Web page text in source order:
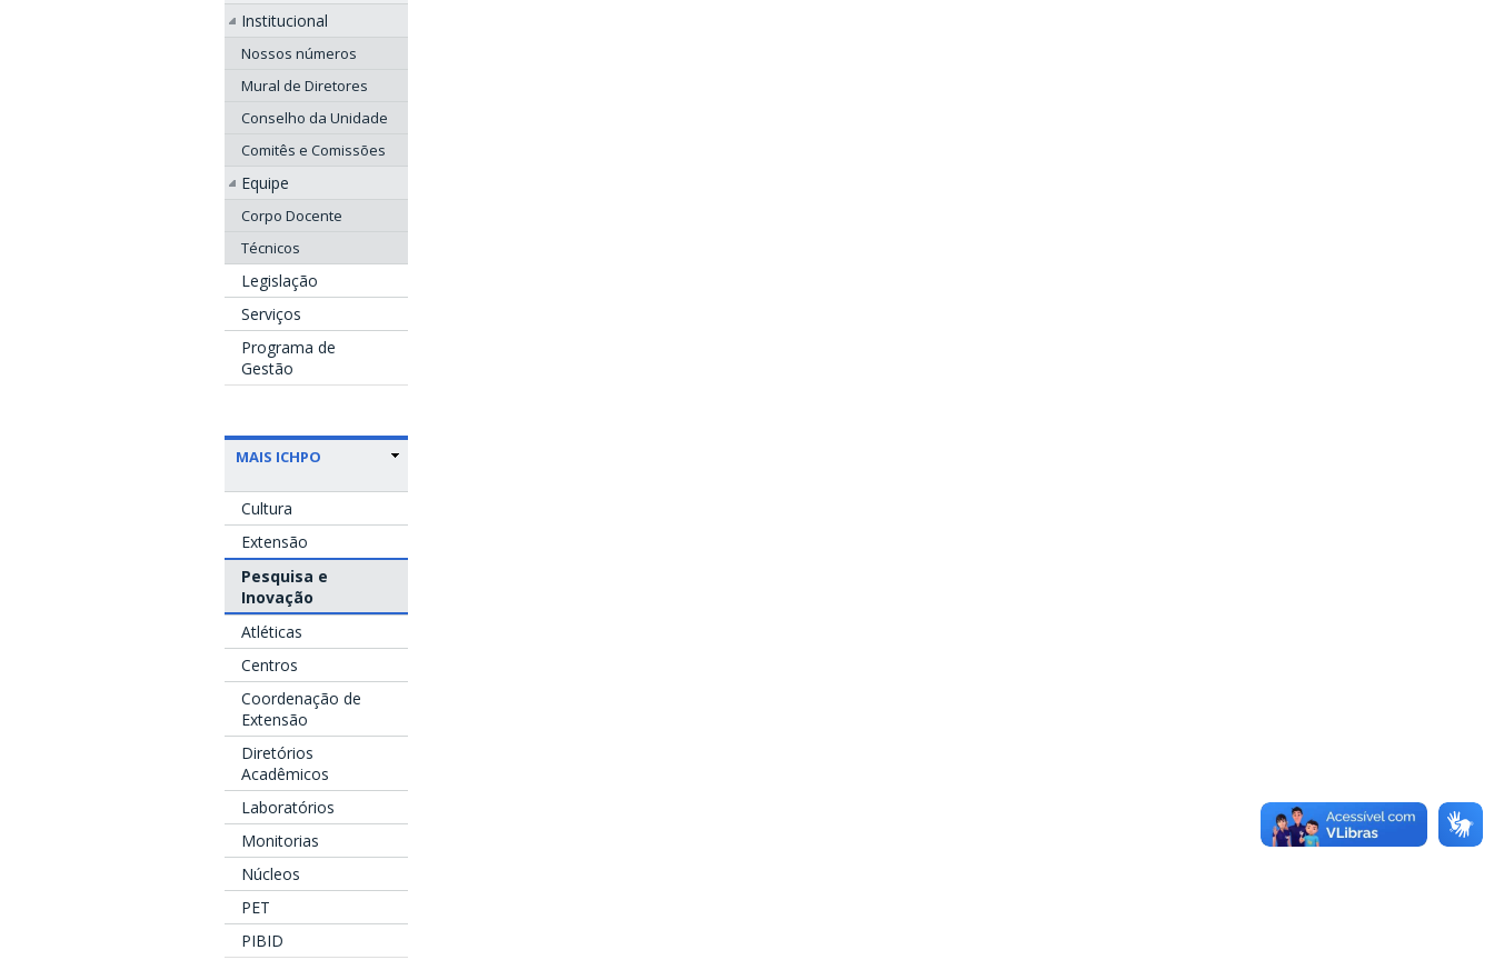
Institucional
Nossos números
Mural de Diretores
Conselho da Unidade
Comitês e Comissões
Equipe
Corpo Docente
Técnicos
Legislação
Serviços
Programa de
Gestão
MAIS ICHPO
Cultura
Extensão
Pesquisa e
Inovação
Atléticas
Centros
Coordenação de
Extensão
Diretórios
Acadêmicos
Laboratórios
Monitorias
Núcleos
PET
PIBID